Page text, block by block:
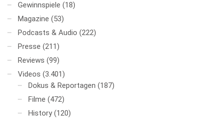
Gewinnspiele (18)
Magazine (53)
Podcasts & Audio (222)
Presse (211)
Reviews (99)
Videos (3.401)
Dokus & Reportagen (187)
Filme (472)
History (120)